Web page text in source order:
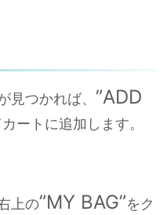
見つかれば、 ”ADD
ートに追加します。
上の”MY BAG”をク